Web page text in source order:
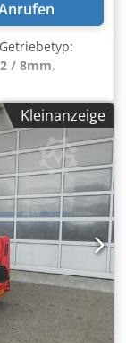
/ 8mm,
3’000 kg,
Kleinanzeige